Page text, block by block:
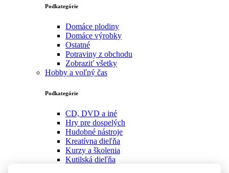
Podkategórie
Domáce plodiny
Domáce výrobky
Ostatné
Potraviny z obchodu
Zobraziť všetky
Hobby a voľný čas
Podkategórie
CD, DVD a iné
Hry pre dospelých
Hudobné nástroje
Kreatívna dieľňa
Kurzy a školenia
Kutilská dieľňa